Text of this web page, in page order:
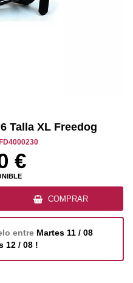
Talla XL Freedog
€
COMPRAR
entre Martes 11 / 08
12 / 08 !